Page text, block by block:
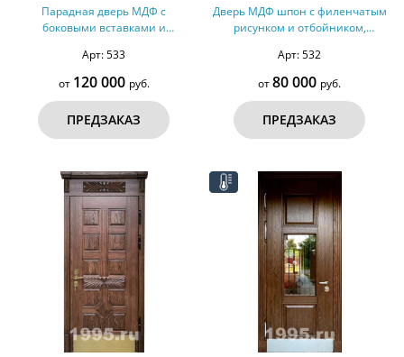
Парадная дверь МДФ с
боковыми вставками и
Арт: 533
от 120 000 руб.
ПРЕДЗАКАЗ
Дверь МДФ шпон с филенчатым
рисунком и отбойником,
Арт: 532
от80 000 руб.
ПРЕДЗАКАЗ